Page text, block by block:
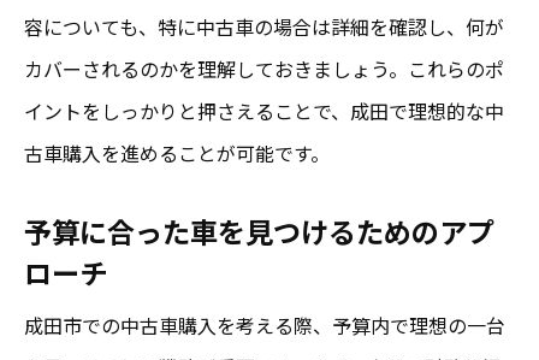
容についても、特に中古車の場合は詳細を確認し、何が
カバーされるのかを理解しておきましょう。これらのポ
イントをしっかりと押さえることで、成田で理想的な中
古車購入を進めることが可能です。
予算に合った車を見つけるためのアプ
ローチ
成田市での中古車購入を考える際、予算内で理想の一台